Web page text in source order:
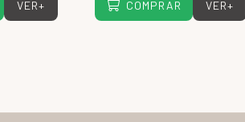
VER+ COMPRAR VER+